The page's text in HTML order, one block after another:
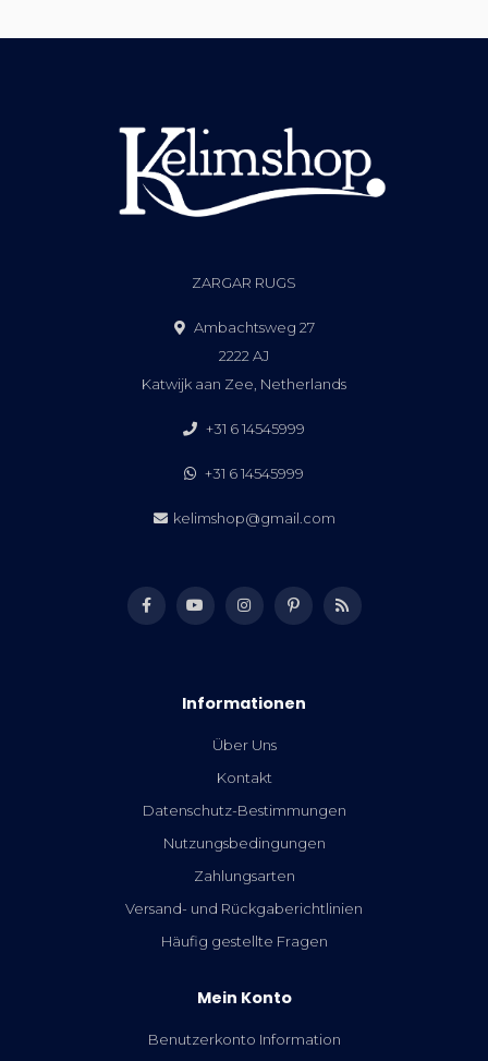
ZARGAR RUGS
Ambachtsweg 27
2222 AJ
Katwijk aan Zee, Netherlands
+31 6 14545999
+31 6 14545999
kelimshop@gmail.com
Informationen
Über Uns
Kontakt
Datenschutz-Bestimmungen
Nutzungsbedingungen
Zahlungsarten
Versand- und Rückgaberichtlinien
Häufig gestellte Fragen
Mein Konto
Benutzerkonto Information